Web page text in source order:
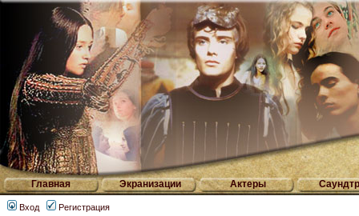
Главная Экранизации Актеры
Вход Регистрация